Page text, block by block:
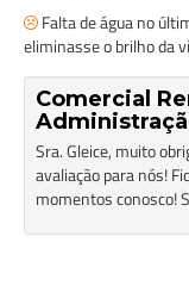
Falta de água no
eliminasse o brilho da
Comercial
Sra. Gleice, muito
avaliação para nós!
momentos conosco!